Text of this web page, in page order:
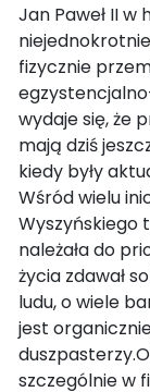
Jan Paweł II
fizycznie
wydaje się, że
mają dziś
kiedy były
Wśród wielu
Wyszyńskiego
należała do
życia zdawał
ludu, o wiele
jest
szczególnie w